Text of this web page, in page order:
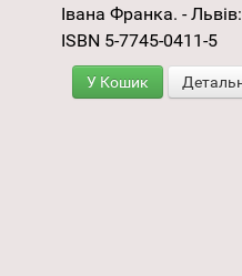
Івана Франка. -
ISBN 5-7745-0411-5
У Кошик